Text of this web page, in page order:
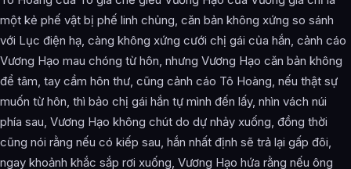
một kẻ phế vật bị phế linh chủng, căn bản không xứng so sánh
với Lục điện hạ, càng không xứng cưới chị gái của hắn, cảnh cáo
Vương Hạo mau chóng từ hôn, nhưng Vương Hạo căn bản không
để tâm, tay cầm hôn thư, cũng cảnh cáo Tô Hoàng, nếu thật sự
muốn từ hôn, thì bảo chị gái hắn tự mình đến lấy, nhìn vách núi
phía sau, Vương Hạo không chút do dự nhảy xuống, đồng thời
cũng nói rằng nếu có kiếp sau, hắn nhất định sẽ trả lại gấp đôi,
ngay khoảnh khắc sắp rơi xuống, Vương Hạo hứa rằng nếu ông